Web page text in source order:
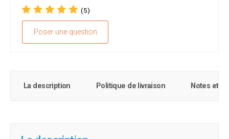
(5)
Poser une question
La description Politique de livraison Notes et